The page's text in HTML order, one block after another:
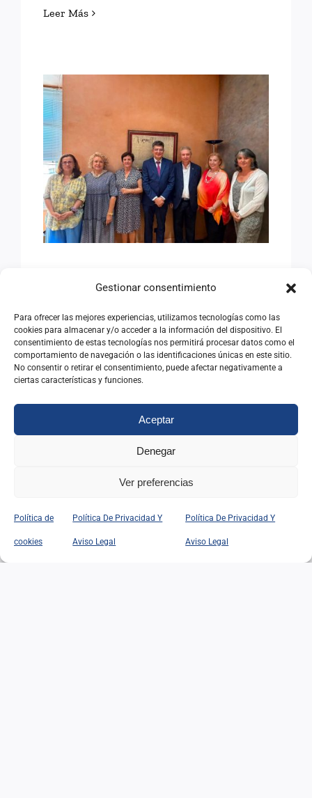
Gestionar consentimiento
Para ofrecer las mejores experiencias, utilizamos tecnologías como las
cookies para almacenar y/o acceder a la información del dispositivo. El
consentimiento de estas tecnologías nos permitirá procesar datos como el
comportamiento de navegación o las identificaciones únicas en este sitio.
No consentir o retirar el consentimiento, puede afectar negativamente a
ciertas características y funciones.
Aceptar
Denegar
Ver preferencias
Política de
cookies
Política De Privacidad Y
Aviso Legal
Política De Privacidad Y
Aviso Legal
Leer Más
AVANZANDO HACIA EL
SEMINARIO
INTERNACIONAL DE
ANTIGUOS ALUMNOS DEL
INAP
SEMINARIO
INTERNACIONAL DE
ANTIGUOS ALUMNOS DEL
INAP
08/07/2026
DISCRIMINACIÓN